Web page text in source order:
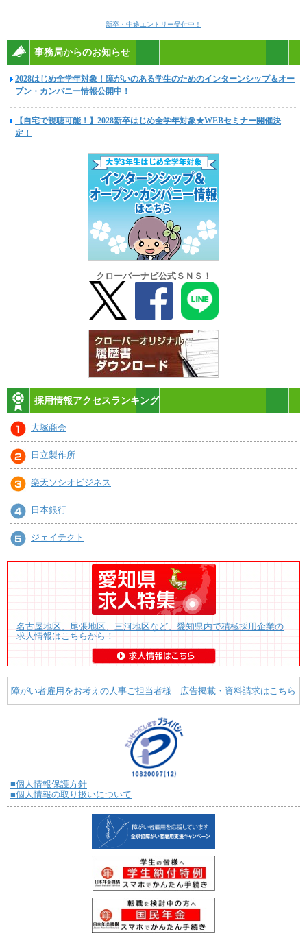
新卒・中途エントリー受付中！
事務局からのお知らせ
2028はじめ全学年対象！障がいのある学生のためのインターンシップ＆オー
プン・カンパニー情報公開中！
【自宅で視聴可能！】2028新卒はじめ全学年対象★WEBセミナー開催決
定！
クローバーナビ公式ＳＮＳ！
採用情報アクセスランキング
大塚商会
日立製作所
楽天ソシオビジネス
日本銀行
ジェイテクト
名古屋地区、尾張地区、三河地区など、愛知県内で積極採用企業の
求人情報はこちらから！
障がい者雇用をお考えの人事ご担当者様 広告掲載・資料請求はこちら
■個人情報保護方針
■個人情報の取り扱いについて